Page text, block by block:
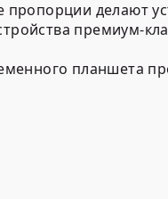
делают
премиум-
планшета